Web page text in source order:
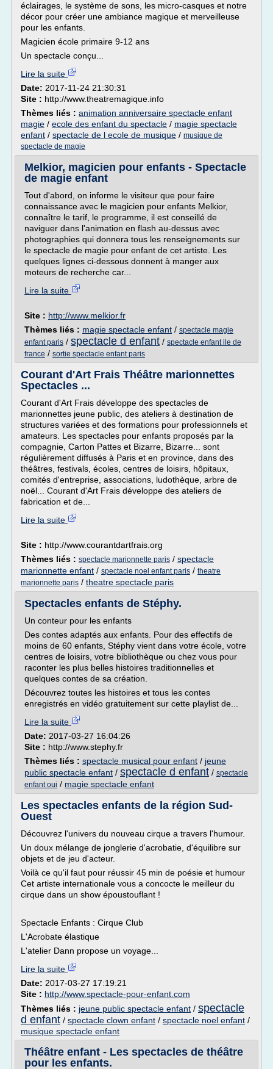
éclairages, le système de sons, les micro-casques et notre
décor pour créer une ambiance magique et merveilleuse
pour les enfants.
Magicien école primaire 9-12 ans
Un spectacle conçu...
Lire la suite
Date: 2017-11-24 21:30:31
Site : http://www.theatremagique.info
Thèmes liés : animation anniversaire spectacle enfant
magie / ecole des enfant du spectacle / magie spectacle
enfant / spectacle de l ecole de musique / musique de
spectacle de magie
Melkior, magicien pour enfants - Spectacle
de magie enfant
Tout d'abord, on informe le visiteur que pour faire
connaissance avec le magicien pour enfants Melkior,
connaître le tarif, le programme, il est conseillé de
naviguer dans l'animation en flash au-dessus avec
photographies qui donnera tous les renseignements sur
le spectacle de magie pour enfant de cet artiste. Les
quelques lignes ci-dessous donnent à manger aux
moteurs de recherche car...
Lire la suite
Site : http://www.melkior.fr
Thèmes liés : magie spectacle enfant / spectacle magie
enfant paris / spectacle d enfant / spectacle enfant ile de
france / sortie spectacle enfant paris
Courant d'Art Frais Théâtre marionnettes
Spectacles ...
Courant d'Art Frais développe des spectacles de
marionnettes jeune public, des ateliers à destination de
structures variées et des formations pour professionnels et
amateurs. Les spectacles pour enfants proposés par la
compagnie, Carton Pattes et Bizarre, Bizarre... sont
régulièrement diffusés à Paris et en province, dans des
théâtres, festivals, écoles, centres de loisirs, hôpitaux,
comités d'entreprise, associations, ludothèque, arbre de
noël... Courant d'Art Frais développe des ateliers de
fabrication et de...
Lire la suite
Site : http://www.courantdartfrais.org
Thèmes liés : spectacle marionnette paris / spectacle
marionnette enfant / spectacle noel enfant paris / theatre
marionnette paris / theatre spectacle paris
Spectacles enfants de Stéphy.
Un conteur pour les enfants
Des contes adaptés aux enfants. Pour des effectifs de
moins de 60 enfants, Stéphy vient dans votre école, votre
centres de loisirs, votre bibliothèque ou chez vous pour
raconter les plus belles histoires traditionnelles et
quelques contes de sa création.
Découvrez toutes les histoires et tous les contes
enregistrés en vidéo gratuitement sur cette playlist de...
Lire la suite
Date: 2017-03-27 16:04:26
Site : http://www.stephy.fr
Thèmes liés : spectacle musical pour enfant / jeune
public spectacle enfant / spectacle d enfant / spectacle
enfant oui / magie spectacle enfant
Les spectacles enfants de la région Sud-
Ouest
Découvrez l'univers du nouveau cirque a travers l'humour.
Un doux mélange de jonglerie d'acrobatie, d'équilibre sur
objets et de jeu d'acteur.
Voilà ce qu'il faut pour réussir 45 min de poésie et humour
Cet artiste internationale vous a concocte le meilleur du
cirque dans un show époustouflant !
Spectacle Enfants : Cirque Club
L'Acrobate élastique
L'atelier Dann propose un voyage...
Lire la suite
Date: 2017-03-27 17:19:21
Site : http://www.spectacle-pour-enfant.com
Thèmes liés : jeune public spectacle enfant / spectacle
d enfant / spectacle clown enfant / spectacle noel enfant /
musique spectacle enfant
Théâtre enfant - Les spectacles de théâtre
pour les enfants.